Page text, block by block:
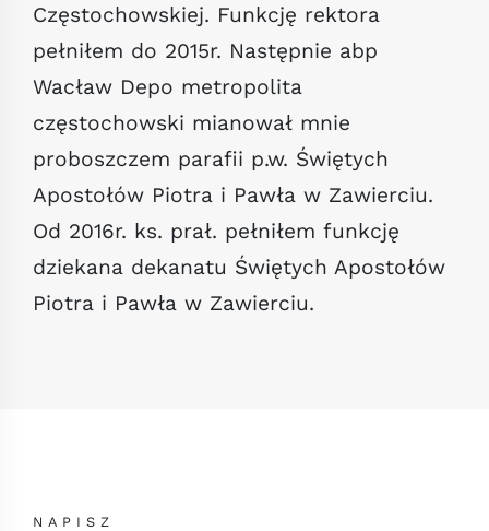
Częstochowskiej. Funkcję rektora
pełniłem do 2015r. Następnie abp
Wacław Depo metropolita
częstochowski mianował mnie
proboszczem parafii p.w. Świętych
Apostołów Piotra i Pawła w Zawierciu.
Od 2016r. ks. prał. pełniłem funkcję
dziekana dekanatu Świętych Apostołów
Piotra i Pawła w Zawierciu.
NAPISZ